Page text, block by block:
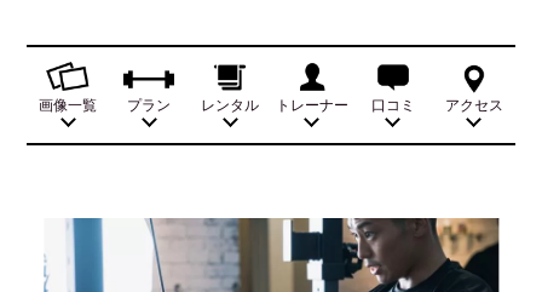
画像一覧 プラン レンタル トレーナー 口コミ アクセス